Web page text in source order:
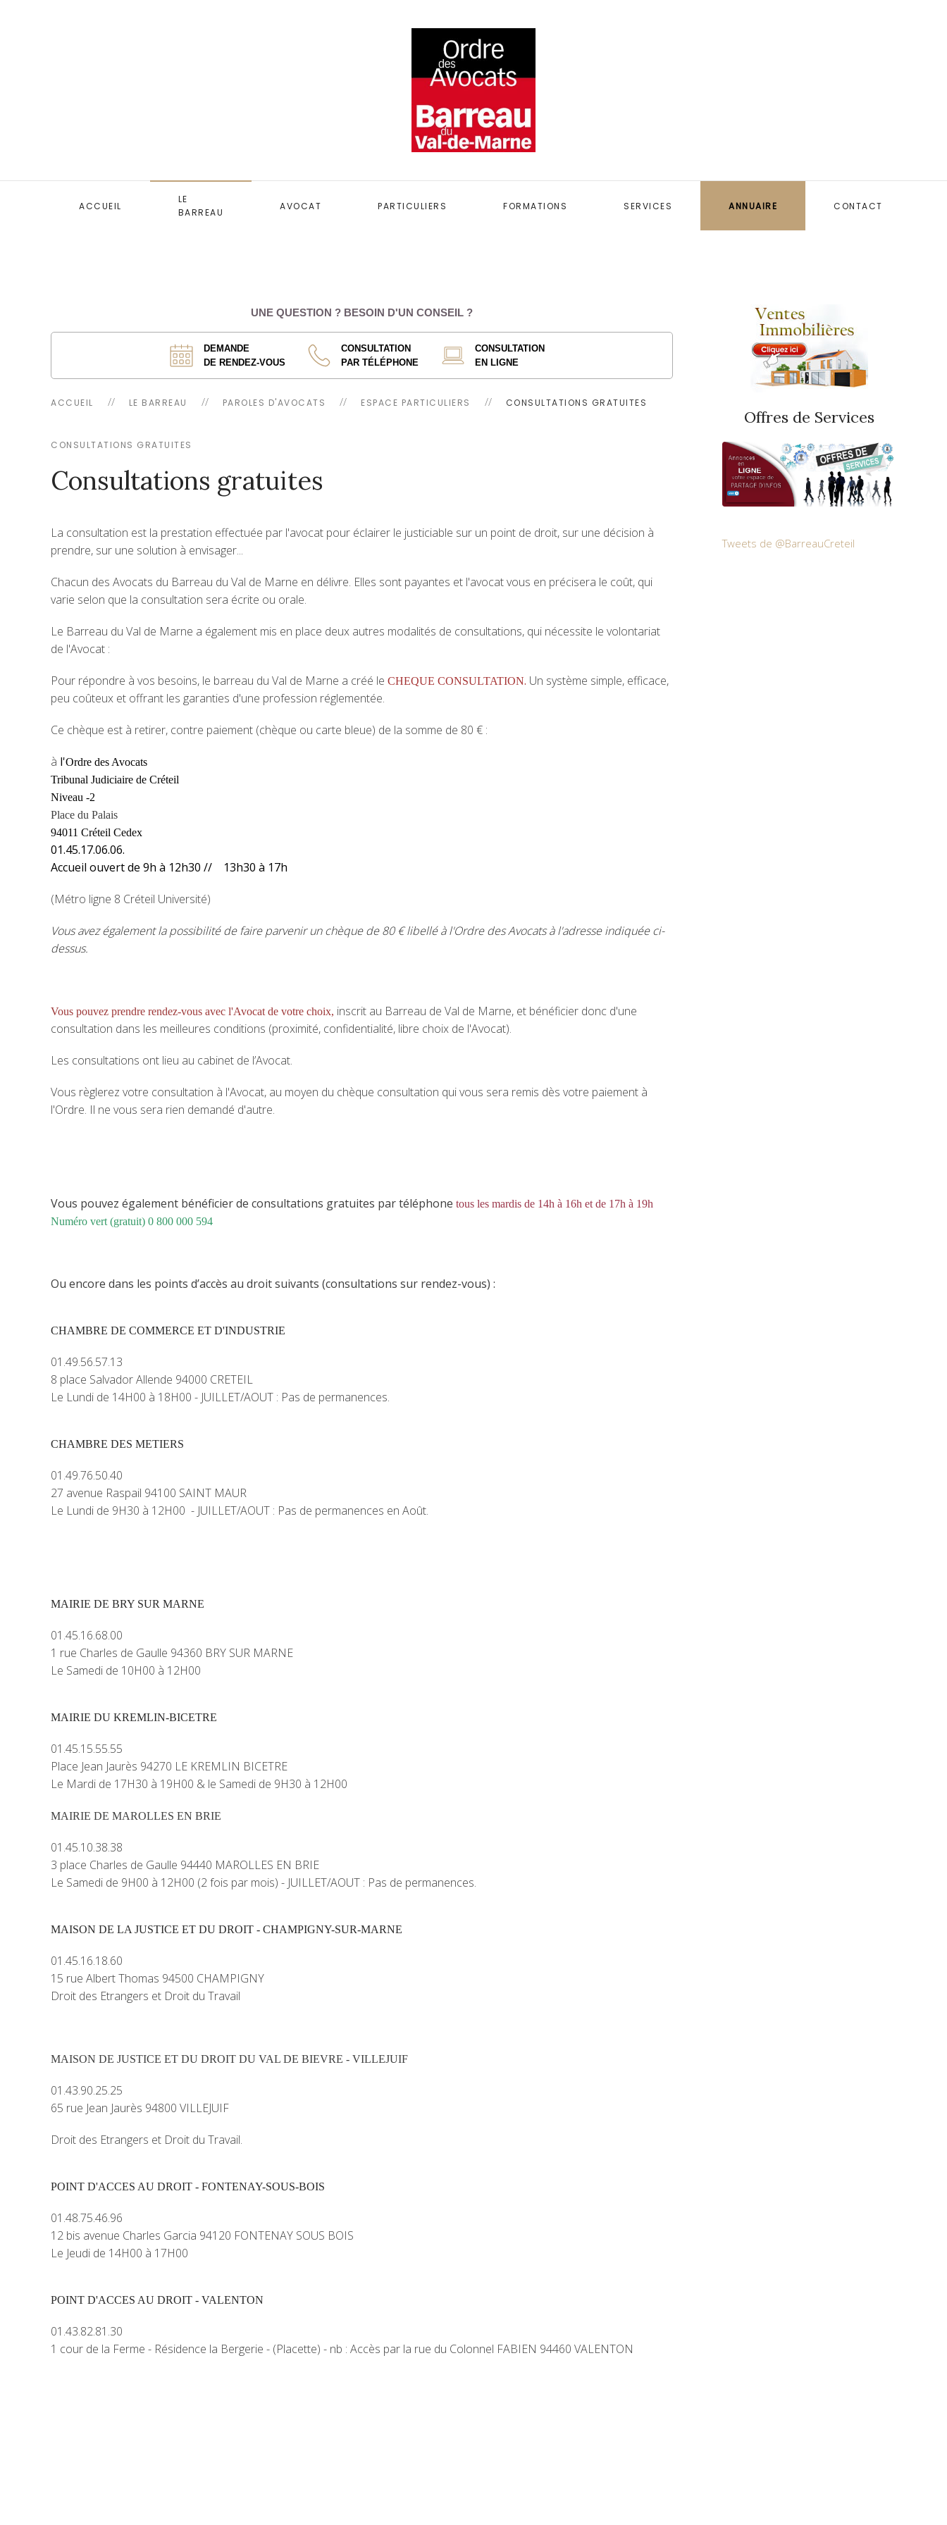
ACCUEIL
LE
BARREAU
AVOCAT PARTICULIERS FORMATIONS SERVICES ANNUAIRE CONTACT
UNE QUESTION ? BESOIN D'UN CONSEIL ?
DEMANDE
DE RENDEZ-VOUS
CONSULTATION
PAR TÉLÉPHONE
CONSULTATION
EN LIGNE
ACCUEIL LE BARREAU PAROLES D'AVOCATS ESPACE PARTICULIERS CONSULTATIONS GRATUITES
CONSULTATIONS GRATUITES
Consultations gratuites
La consultation est la prestation effectuée par l'avocat pour éclairer le justiciable sur un point de droit, sur une décision à
prendre, sur une solution à envisager...
Chacun des Avocats du Barreau du Val de Marne en délivre. Elles sont payantes et l'avocat vous en précisera le coût, qui
varie selon que la consultation sera écrite ou orale.
Le Barreau du Val de Marne a également mis en place deux autres modalités de consultations, qui nécessite le volontariat
de l'Avocat :
Pour répondre à vos besoins, le barreau du Val de Marne a créé le CHEQUE CONSULTATION. Un système simple, efficace,
peu coûteux et offrant les garanties d'une profession réglementée.
Ce chèque est à retirer, contre paiement (chèque ou carte bleue) de la somme de 80 € :
à l'Ordre des Avocats
Tribunal Judiciaire de Créteil
Niveau -2
Place du Palais
94011 Créteil Cedex
01.45.17.06.06.
Accueil ouvert de 9h à 12h30 // 13h30 à 17h
(Métro ligne 8 Créteil Université)
Vous avez également la possibilité de faire parvenir un chèque de 80 € libellé à l'Ordre des Avocats à l'adresse indiquée ci-
dessus.
Vous pouvez prendre rendez-vous avec l'Avocat de votre choix, inscrit au Barreau de Val de Marne, et bénéficier donc d'une
consultation dans les meilleures conditions (proximité, confidentialité, libre choix de l'Avocat).
Les consultations ont lieu au cabinet de l’Avocat.
Vous règlerez votre consultation à l'Avocat, au moyen du chèque consultation qui vous sera remis dès votre paiement à
l'Ordre. Il ne vous sera rien demandé d'autre.
Vous pouvez également bénéficier de consultations gratuites par téléphone tous les mardis de 14h à 16h et de 17h à 19h
Numéro vert (gratuit) 0 800 000 594
Ou encore dans les points d’accès au droit suivants (consultations sur rendez-vous) :
CHAMBRE DE COMMERCE ET D'INDUSTRIE
01.49.56.57.13
8 place Salvador Allende 94000 CRETEIL
Le Lundi de 14H00 à 18H00 - JUILLET/AOUT : Pas de permanences.
CHAMBRE DES METIERS
01.49.76.50.40
27 avenue Raspail 94100 SAINT MAUR
Le Lundi de 9H30 à 12H00 - JUILLET/AOUT : Pas de permanences en Août.
MAIRIE DE BRY SUR MARNE
01.45.16.68.00
1 rue Charles de Gaulle 94360 BRY SUR MARNE
Le Samedi de 10H00 à 12H00
MAIRIE DU KREMLIN-BICETRE
01.45.15.55.55
Place Jean Jaurès 94270 LE KREMLIN BICETRE
Le Mardi de 17H30 à 19H00 & le Samedi de 9H30 à 12H00
MAIRIE DE MAROLLES EN BRIE
01.45.10.38.38
3 place Charles de Gaulle 94440 MAROLLES EN BRIE
Le Samedi de 9H00 à 12H00 (2 fois par mois) - JUILLET/AOUT : Pas de permanences.
MAISON DE LA JUSTICE ET DU DROIT - CHAMPIGNY-SUR-MARNE
01.45.16.18.60
15 rue Albert Thomas 94500 CHAMPIGNY
Droit des Etrangers et Droit du Travail
MAISON DE JUSTICE ET DU DROIT DU VAL DE BIEVRE - VILLEJUIF
01.43.90.25.25
65 rue Jean Jaurès 94800 VILLEJUIF
Droit des Etrangers et Droit du Travail.
POINT D'ACCES AU DROIT - FONTENAY-SOUS-BOIS
01.48.75.46.96
12 bis avenue Charles Garcia 94120 FONTENAY SOUS BOIS
Le Jeudi de 14H00 à 17H00
POINT D'ACCES AU DROIT - VALENTON
01.43.82.81.30
1 cour de la Ferme - Résidence la Bergerie - (Placette) - nb : Accès par la rue du Colonnel FABIEN 94460 VALENTON
Offres de Services
Tweets de @BarreauCreteil